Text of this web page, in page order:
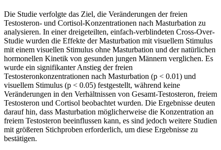
Die Studie verfolgte das Ziel, die Veränderungen der freien
Testosteron- und Cortisol-Konzentrationen nach Masturbation zu
analysieren. In einer dreigeteilten, einfach-verblindeten Cross-Over-
Studie wurden die Effekte der Masturbation mit visuellem Stimulus
mit einem visuellen Stimulus ohne Masturbation und der natürlichen
hormonellen Kinetik von gesunden jungen Männern verglichen. Es
wurde ein signifikanter Anstieg der freien
Testosteronkonzentrationen nach Masturbation (p < 0.01) und
visuellem Stimulus (p < 0.05) festgestellt, während keine
Veränderungen in den Verhältnissen von Gesamt-Testosteron, freiem
Testosteron und Cortisol beobachtet wurden. Die Ergebnisse deuten
darauf hin, dass Masturbation möglicherweise die Konzentration an
freiem Testosteron beeinflussen kann, es sind jedoch weitere Studien
mit größeren Stichproben erforderlich, um diese Ergebnisse zu
bestätigen.